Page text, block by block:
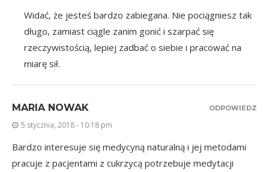
Widać, że jesteś bardzo zabiegana. Nie pociągniesz tak
długo, zamiast ciągle zanim gonić i szarpać się
rzeczywistością, lepiej zadbać o siebie i pracować na
miarę sił.
MARIA NOWAK
5 stycznia, 2018 - 10:18 pm
Bardzo interesuje się medycyną naturalną i jej metodami
pracuje z pacjentami z cukrzycą potrzebuje medytacji
ODPOWIEDZ